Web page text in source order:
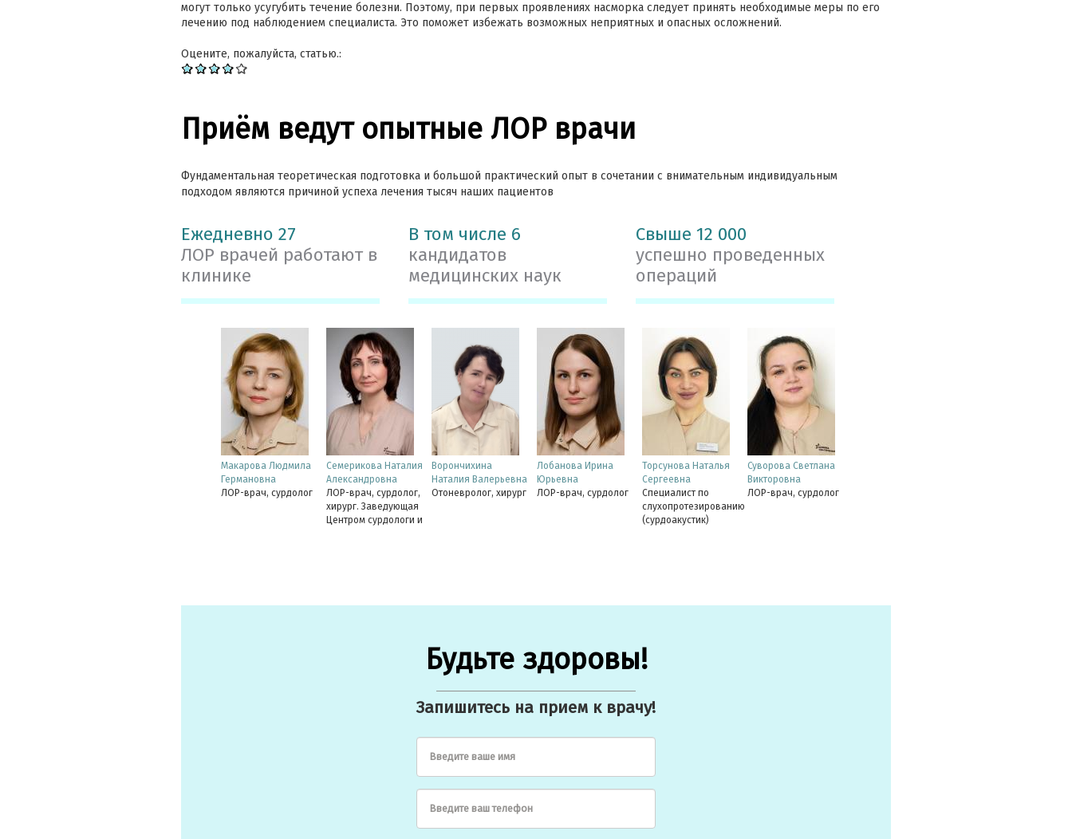
могут только усугубить течение болезни. Поэтому, при первых проявлениях насморка следует принять необходимые меры по его
лечению под наблюдением специалиста. Это поможет избежать возможных неприятных и опасных осложнений.
Оцените, пожалуйста, статью.:
Приём ведут опытные ЛОР врачи
Фундаментальная теоретическая подготовка и большой практический опыт в сочетании с внимательным индивидуальным
подходом являются причиной успеха лечения тысяч наших пациентов
Ежедневно 27
ЛОР врачей работают в
клинике
В том числе 6
кандидатов
медицинских наук
Свыше 12 000
успешно проведенных
операций
Макарова Людмила
Германовна
ЛОР-врач, сурдолог
Семерикова Наталия
Александровна
ЛОР-врач, сурдолог,
хирург. Заведующая
Центром сурдологи и
Ворончихина
Наталия Валерьевна
Отоневролог, хирург
Лобанова Ирина
Юрьевна
ЛОР-врач, сурдолог
Торсунова Наталья
Сергеевна
Специалист по
слухопротезированию
(сурдоакустик)
Суворова Светлана
Викторовна
ЛОР-врач, сурдолог
Будьте здоровы!
Запишитесь на прием к врачу!
Введите ваше имя
Введите ваш телефон